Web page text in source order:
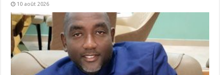
10 août 2026